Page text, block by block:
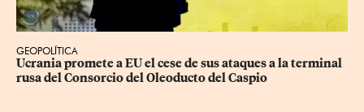
GEOPOLÍTICA
Ucrania promete a EU el cese de sus ataques a la terminal
rusa del Consorcio del Oleoducto del Caspio